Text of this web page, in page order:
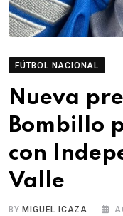
FÚTBOL NACIONAL
Nueva
Bombillo
con
Valle
BY MIGUEL ICAZA